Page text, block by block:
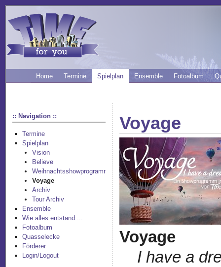
Home Termine Spielplan Ensemble Fotoalbum
:: Navigation ::
Termine
Spielplan
Vision
Believe
Weihnachtsshowprogramm
Voyage
Archiv
Tour Archiv
Ensemble
Wie alles entstand ...
Fotoalbum
Quasselecke
Förderer
Login/Logout
Voyage
Voyage
I have a